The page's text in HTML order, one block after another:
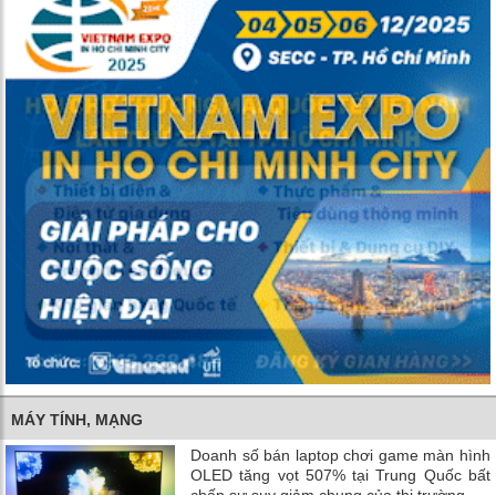
MÁY TÍNH, MẠNG
Doanh số bán laptop chơi game màn hình
OLED tăng vọt 507% tại Trung Quốc bất